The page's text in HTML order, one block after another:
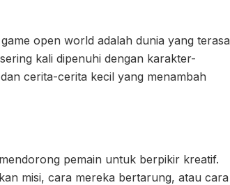
open world adalah dunia yang terasa
kali dipenuhi dengan karakter-
cerita-cerita kecil yang menambah
pemain untuk berpikir kreatif.
misi, cara mereka bertarung, atau cara